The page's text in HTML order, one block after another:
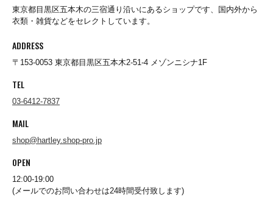
DESCENTE
destin
DICKSON
Ebbets Field Flannels
東京都目黒区五本木の三宿通り沿いにあるショップです、国内外から
衣類・雑貨などをセレクトしています。
ADDRESS
〒153-0053 東京都目黒区五本木2-51-4 メゾンニシナ1F
TEL
03-6412-7837
MAIL
shop@hartley.shop-pro.jp
OPEN
12:00-19:00
(メールでのお問い合わせは24時間受付致します)